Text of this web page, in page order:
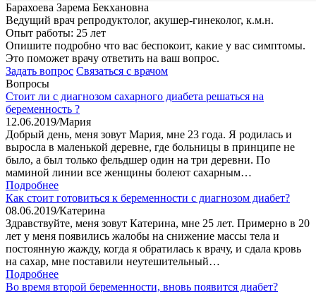
Барахоева Зарема Бекхановна
Ведущий врач репродуктолог, акушер-гинеколог, к.м.н.
Опыт работы: 25 лет
Опишите подробно что вас беспокоит, какие у вас симптомы.
Это поможет врачу ответить на ваш вопрос.
Задать вопрос Связаться с врачом
Вопросы
Стоит ли с диагнозом сахарного диабета решаться на
беременность ?
12.06.2019/Мария
Добрый день, меня зовут Мария, мне 23 года. Я родилась и
выросла в маленькой деревне, где больницы в принципе не
было, а был только фельдшер один на три деревни. По
маминой линии все женщины болеют сахарным…
Подробнее
Как стоит готовиться к беременности с диагнозом диабет?
08.06.2019/Катерина
Здравствуйте, меня зовут Катерина, мне 25 лет. Примерно в 20
лет у меня появились жалобы на снижение массы тела и
постоянную жажду, когда я обратилась к врачу, и сдала кровь
на сахар, мне поставили неутешительный…
Подробнее
Во время второй беременности, вновь появится диабет?